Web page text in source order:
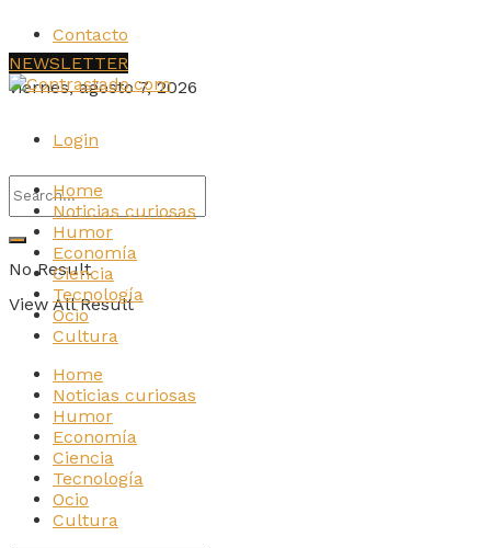
Contacto
viernes, agosto 7, 2026
Login
No Result
View All Result
NEWSLETTER
Home
Noticias curiosas
Humor
Economía
Ciencia
Tecnología
Ocio
Cultura
Home
Noticias curiosas
Humor
Economía
Ciencia
Tecnología
Ocio
Cultura